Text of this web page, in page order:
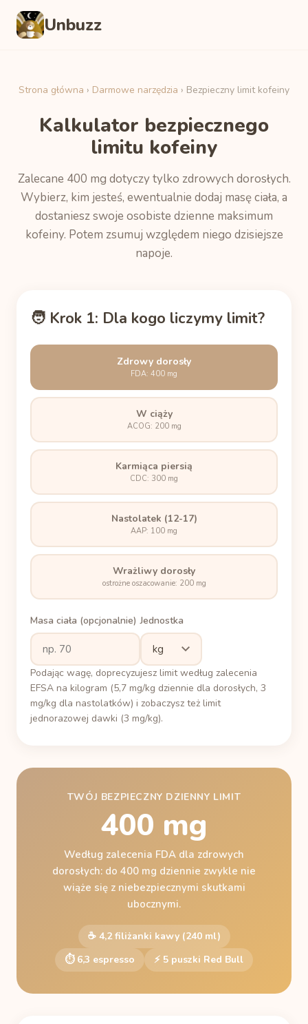
Unbuzz
Strona główna › Darmowe narzędzia › Bezpieczny limit kofeiny
Kalkulator bezpiecznego
limitu kofeiny
Zalecane 400 mg dotyczy tylko zdrowych dorosłych.
Wybierz, kim jesteś, ewentualnie dodaj masę ciała, a
dostaniesz swoje osobiste dzienne maksimum
kofeiny. Potem zsumuj względem niego dzisiejsze
napoje.
🧑 Krok 1: Dla kogo liczymy limit?
Zdrowy dorosły
FDA: 400 mg
W ciąży
ACOG: 200 mg
Karmiąca piersią
CDC: 300 mg
Nastolatek (12-17)
AAP: 100 mg
Wrażliwy dorosły
ostrożne oszacowanie: 200 mg
Masa ciała (opcjonalnie) Jednostka
Podając wagę, doprecyzujesz limit według zalecenia
EFSA na kilogram (5,7 mg/kg dziennie dla dorosłych, 3
mg/kg dla nastolatków) i zobaczysz też limit
jednorazowej dawki (3 mg/kg).
TWÓJ BEZPIECZNY DZIENNY LIMIT
400 mg
Według zalecenia FDA dla zdrowych
dorosłych: do 400 mg dziennie zwykle nie
wiąże się z niebezpiecznymi skutkami
ubocznymi.
☕ 4,2 filiżanki kawy (240 ml)
⏱ 6,3 espresso
⚡ 5 puszki Red Bull